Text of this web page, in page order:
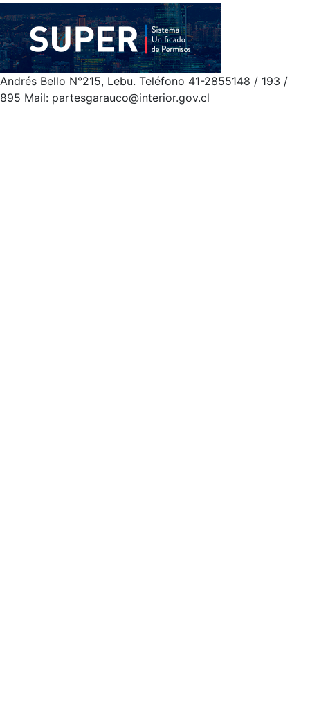
Andrés Bello N°215, Lebu. Teléfono 41-2855148 / 193 /
895 Mail: partesgarauco@interior.gov.cl